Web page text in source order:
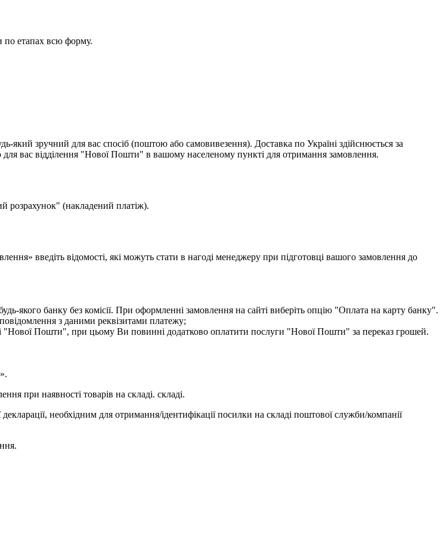
по етапах всю форму.
який зручний для вас спосіб (поштою або самовивезення). Доставка по Україні здійснюється за
вас відділення "Нової Пошти" в вашому населеному пункті для отримання замовлення.
розрахунок" (накладений платіж).
введіть відомості, які можуть стати в нагоді менеджеру при підготовці вашого замовлення до
якого банку без комісії. При оформленні замовлення на сайті виберіть опцію "Оплата на карту банку".
з даними реквізитами платежу;
"Нової Пошти", при цьому Ви повинні додатково оплатити послуги "Нової Пошти" за переказ грошей.
при наявності товарів на складі. складі.
необхідним для отримання/ідентифікації посилки на складі поштової служби/компанії